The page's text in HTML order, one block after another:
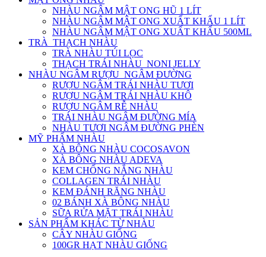
NHÀU NGÂM MẬT ONG HŨ 1 LÍT
NHÀU NGÂM MẬT ONG XUẤT KHẨU 1 LÍT
NHÀU NGÂM MẬT ONG XUẤT KHẨU 500ML
TRÀ_THẠCH NHÀU
TRÀ NHÀU TÚI LỌC
THẠCH TRÁI NHÀU_NONI JELLY
NHÀU NGÂM RƯỢU_NGÂM ĐƯỜNG
RƯỢU NGÂM TRÁI NHÀU TƯƠI
RƯỢU NGÂM TRÁI NHÀU KHÔ
RƯỢU NGÂM RỄ NHÀU
TRÁI NHÀU NGÂM ĐƯỜNG MÍA
NHÀU TƯƠI NGÂM ĐƯỜNG PHÈN
MỸ PHẨM NHÀU
XÀ BÔNG NHÀU COCOSAVON
XÀ BÔNG NHÀU ADEVA
KEM CHỐNG NẮNG NHÀU
COLLAGEN TRÁI NHÀU
KEM ĐÁNH RĂNG NHÀU
02 BÁNH XÀ BÔNG NHÀU
SỮA RỬA MẶT TRÁI NHÀU
SẢN PHẨM KHÁC TỪ NHÀU
CÂY NHÀU GIỐNG
100GR HẠT NHÀU GIỐNG